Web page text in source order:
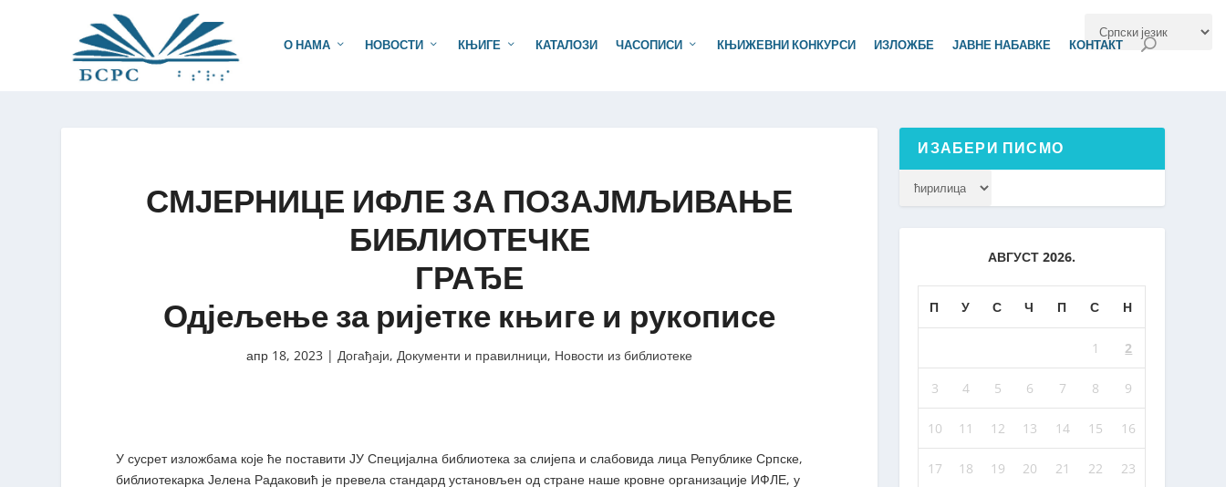
О НАМА НОВОСТИ КЊИГЕ КАТАЛОЗИ ЧАСОПИСИ КЊИЖЕВНИ КОНКУРСИ ИЗЛОЖБЕ ЈАВНЕ НАБАВКЕ КОНТАКТ
СМЈЕРНИЦЕ ИФЛЕ ЗА ПОЗАЈМЉИВАЊЕ
БИБЛИОТЕЧКЕ
ГРАЂЕ
Одјељење за ријетке књиге и рукописе
апр 18, 2023 |Догађаји,Документи и правилници, Новости из библиотеке
У сусрет изложбама које ће поставити ЈУ Специјална библиотека за слијепа и слабовида лица Републике Српске,
библиотекарка Јелена Радаковић је превела стандард установљен од стране наше кровне организације ИФЛЕ, у
ИЗАБЕРИ ПИСМО
АВГУСТ 2026.
П У С Ч П С Н
1 2
3 4 5 6 7 8 9
10 11 12 13 14 15 16
17 18 19 20 21 22 23